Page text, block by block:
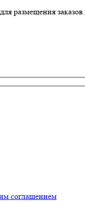
размещения заказов.
соглашением